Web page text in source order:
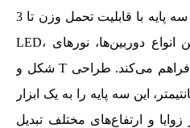
تولیدکنندگان محتوا است. این سه پایه با قابلیت تحمل وزن تا 3
کیلوگرم، امکان نگه‌داری ایمن انواع دوربین‌ها، نورهای LED،
SMD و گوشی‌های موبایل را فراهم می‌کند. طراحی T شکل و
تنظیم ارتفاع تا 165 سانتیمتر، این سه پایه را به یک ابزار
و ارتفاع‌های مختلف تبدیل